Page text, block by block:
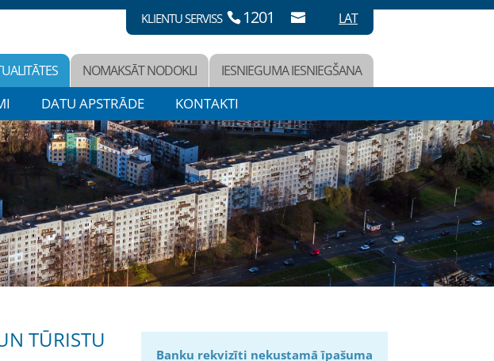
KLIENTU SERVISS 1201 LAT
NOMAKSĀT NODOKLI IESNIEGUMA IESNIEGŠANA
DATU APSTRĀDE KONTAKTI
TŪRISTU
Banku rekvizīti nekustamā īpašuma